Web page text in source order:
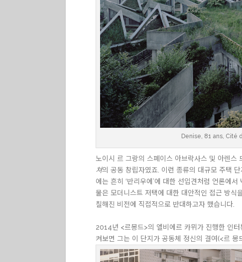
Denise, 81 ans,
노이시 르 그랑의 스페이스 아브락사스 및 아렌스
쳐의 공동 창립자였죠. 이런 종류의 대규모 주택
에는 흔히 ‘반리우에’에 대한 선입견처럼 언론에
물은 모더니스트 저택에 대한 대안적인 접근 방식
칠해진 비전에 직접적으로 반대하고자 했습니다.
2014년 <르몽드>의 엘비에르 카뮈가 진행한 인터
켜보면 그는 이 단지가 공동체 정신의 결여(<르